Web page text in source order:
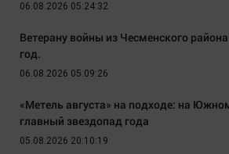
06.08.2026 05:24:32
Ветерану войны из Чесменского
год.
06.08.2026 05:09:26
«Метель августа» на подходе: на
главный звездопад года
05.08.2026 20:10:19